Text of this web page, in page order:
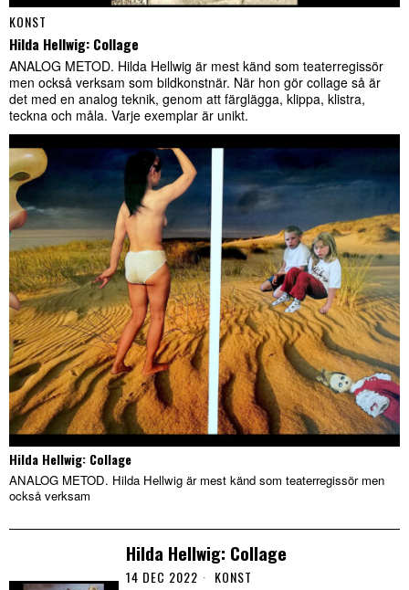
KONST
Hilda Hellwig: Collage
ANALOG METOD. Hilda Hellwig är mest känd som teaterregissör
men också verksam som bildkonstnär. När hon gör collage så är
det med en analog teknik, genom att färglägga, klippa, klistra,
teckna och måla. Varje exemplar är unikt.
Hilda Hellwig: Collage
ANALOG METOD. Hilda Hellwig är mest känd som teaterregissör men
också verksam
Hilda Hellwig: Collage
14 DEC 2022 KONST